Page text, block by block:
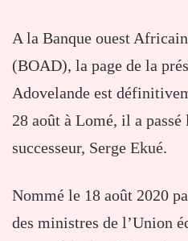
A la Banque ouest
(BOAD), la page de la
Adovelande est
28 août à Lomé, il a passé
successeur, Serge Ekué.
Nommé le 18 août 2020
des ministres de l’Union